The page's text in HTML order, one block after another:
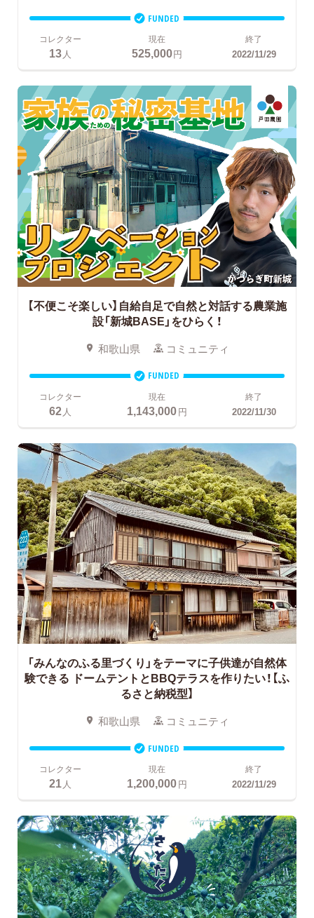
FUNDED
コレクター
13人
現在
525,000円
終了
2022/11/29
【不便こそ楽しい】自給自足で自然と対話する農業施
設「新城BASE」をひらく！
和歌山県 コミュニティ
FUNDED
コレクター
62人
現在
1,143,000円
終了
2022/11/30
「みんなのふる里づくり」をテーマに子供達が自然体
験できる ドームテントとBBQテラスを作りたい！【ふ
るさと納税型】
和歌山県 コミュニティ
FUNDED
コレクター
21人
現在
1,200,000円
終了
2022/11/29